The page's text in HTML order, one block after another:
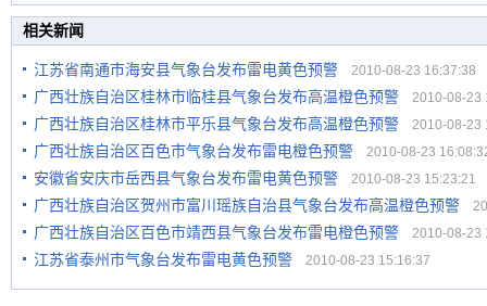
相关新闻
江苏省南通市海安县气象台发布雷电黄色预警 2010-08-23 16:37:38
广西壮族自治区桂林市临桂县气象台发布高温橙色预警 2010-08-23
广西壮族自治区桂林市平乐县气象台发布高温橙色预警 2010-08-23
广西壮族自治区百色市气象台发布雷电橙色预警 2010-08-23
安徽省安庆市岳西县气象台发布雷电黄色预警 2010-08-23 15:23:21
广西壮族自治区贺州市富川瑶族自治县气象台发布高温橙色预警
广西壮族自治区百色市靖西县气象台发布雷电橙色预警 2010-08-23
江苏省泰州市气象台发布雷电黄色预警 2010-08-23 15:16:37